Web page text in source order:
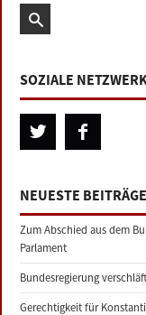
SOZIALE
NEUESTE BEITRÄGE
Zum Abschied aus dem
Parlament
Bundesregierung
Gerechtigkeit für